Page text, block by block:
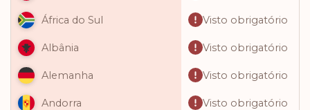
África do Sul Visto obrigatório
Albânia Visto obrigatório
Alemanha Visto obrigatório
Andorra Visto obrigatório